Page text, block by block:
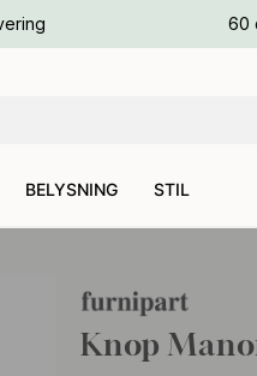
60
BELYSNING STIL
Knop